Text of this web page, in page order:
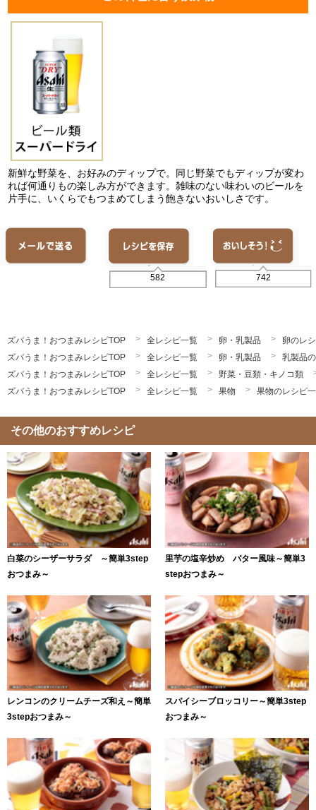
新鮮な野菜を、お好みのディップで。同じ野菜でもディップが変わ
れば何通りもの楽しみ方ができます。雑味のない味わいのビールを
片手に、いくらでもつまめてしまう飽きないおいしさです。
582 742
ズバうま！おつまみレシピTOP 全レシピ一覧 卵・乳製品
卵のレ
ズバうま！おつまみレシピTOP
全レシピ一覧 卵・乳製品
乳製品
ズバうま！おつまみレシピTOP
全レシピ一覧
野菜・豆類・キノコ類
ズバうま！おつまみレシピTOP
全レシピ一覧 果物 果物のレシピ
その他のおすすめレシピ
白菜のシーザーサラダ ～簡単3step
おつまみ～
里芋の塩辛炒め バター風味～簡単3
stepおつまみ～
レンコンのクリームチーズ和え～簡単
3stepおつまみ～
スパイシーブロッコリー～簡単3step
おつまみ～